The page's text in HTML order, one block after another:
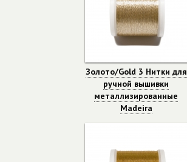
Золото/Gold 3 Нитки для
ручной вышивки
металлизированные
Madeira